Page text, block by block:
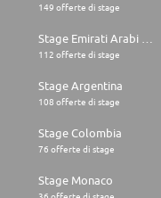
149 offerte di stage
112 offerte di stage
Stage Argentina
108 offerte di stage
Stage Colombia
76 offerte di stage
Stage Monaco